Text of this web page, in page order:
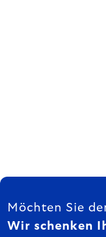
FUSSZEILE
Möchten Sie
Wir schenken